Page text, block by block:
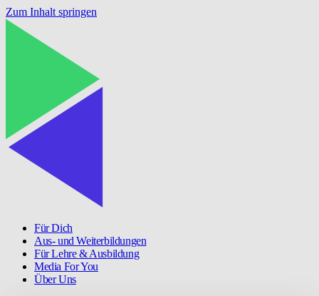
Zum Inhalt springen
Für Dich
Aus- und Weiterbildungen
Für Lehre & Ausbildung
Media For You
Über Uns